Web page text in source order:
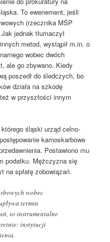
To ewenement, jeśli
(rzecznika MŚP
jednak tłumaczył
metod, wystąpił m.in. o
wobec dwóch
ale go zbywano. Kiedy
poszedł do śledczych, bo
działa na szkodę
w przyszłości innym
śląski urząd celno-
karnoskarbowe
Postawiono mu
podatku. Mężczyzna się
na spłatę zobowiązań.
wobec
termin
to instrumentalne
instytucji